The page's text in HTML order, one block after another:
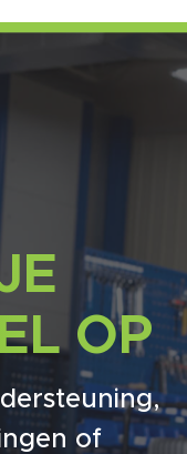
OP
of